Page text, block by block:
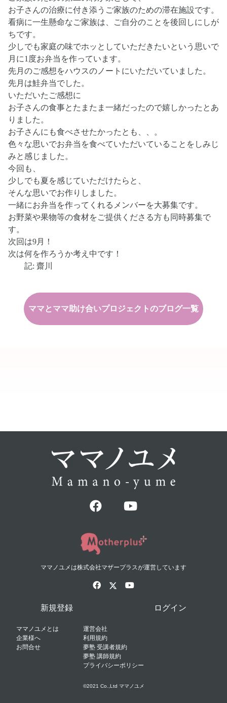
お子さんの治療に付き添うご家族のための滞在施設です。
看病に一生懸命なご家族は、ご自分のことを後回しにしが
ちです。
少しでも家庭の味でホッとしていただきたいという思いで
月に1度お弁当を作っています。
先月のご感想をハウスのノートにいただいていました。
先月は鮭弁当でした。
いただいたご感想に
お子さんの食事とたまたま一緒だったので嬉しかったとあ
りました。
お子さんにも食べさせたかったとも、、。
色々な思いでお弁当を食べていただいていることをしみじ
みと感じました。
今回も、
少しでも夏を感じていただけたらと、
そんな思いでお作りしました。
一緒にお弁当を作ってくれるメンバーを大募集です。
お野菜や果物等の食材をご提供くださる方も同時募集で
す。
次回は9月！
次は何を作ろうか考え中です！
記: 齋川
ママとママ助け合いプロジェクトのブログ一覧
ママノユメは株式会社マザープラスが運営しています
新規登録 ログイン
ママノユメとは
企業様へ
お問合せ
運営会社
利用規約
夢塾 受講者規約
夢塾 講師規約
プライバシーポリシー
©2021 Co.,Ltd ママノユメ